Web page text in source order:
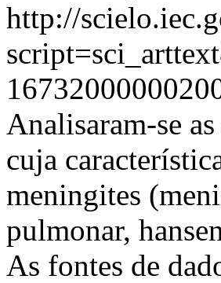
http://
Analisaram-se
cuja
meningites
pulmonar,
As fontes de